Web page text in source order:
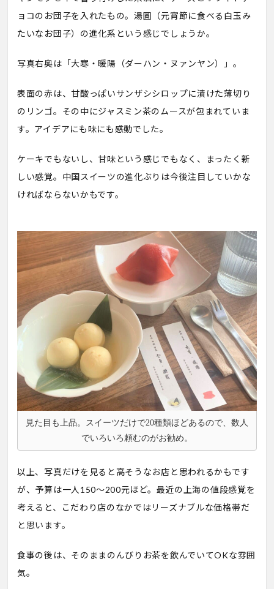
ョコのお団子を入れたもの。湯圓（元宵節に食べる白玉み
たいなお団子）の進化系という感じでしょうか。
写真右奥は「大寒・暖陽（ダーハン・ヌァンヤン）」。
表面の赤は、甘酸っぱいサンザシシロップに漬けた薄切り
のリンゴ。その中にジャスミン茶のムースが包まれていま
す。アイデアにも味にも感動でした。
ケーキでもないし、甘味という感じでもなく、まったく新
しい感覚。中国スイーツの進化ぶりは今後注目していかな
ければならないかもです。
見た目も上品。スイーツだけで20種類ほどあるので、数人
でいろいろ頼むのがお勧め。
以上、写真だけを見ると高そうなお店と思われるかもです
が、予算は一人150〜200元ほど。最近の上海の値段感覚を
考えると、こだわり店のなかではリーズナブルな価格帯だ
と思います。
食事の後は、そのままのんびりお茶を飲んでいてOKな雰囲
気。